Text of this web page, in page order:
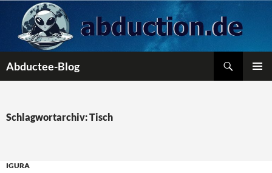
Inhalt
springen
Abductee-Blog
Schlagwortarchiv: Tisch
IGURA